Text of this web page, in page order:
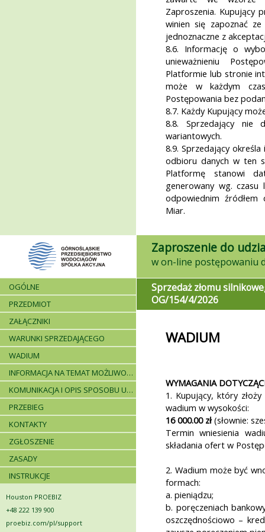
Zaproszenia. Kupujący
winien się zapoznać
jednoznaczne z
8.6. Informację o
unieważnieniu
Platformie lub stronie
może w każdym
Postępowania bez
8.7. Każdy Kupujący
8.8. Sprzedający nie
wariantowych.
8.9. Sprzedający
odbioru danych w ten
Platformę stanowi
generowany wg. czasu
odpowiednim źródłem
Miar.
Zaproszenie do
OGÓLNE
PRZEDMIOT
ZAŁĄCZNIKI
WARUNKI SPRZEDAJĄCEGO
WADIUM
INFORMACJA NA TEMAT MOŻLIWOŚCI SKŁADANIA JEDNEJ OFERTY PRZEZ DWA LUB WIĘCEJ PODMIOTÓW ORAZ UCZESTNICTWA PODWYKONAWCÓW
KOMUNIKACJA I OPIS SPOSOBU UDZIELANIA WYJAŚNIEŃ
PRZEBIEG
KONTAKTY
ZGŁOSZENIE
ZASADY
INSTRUKCJE
Houston PROEBIZ
+48 222 139 900
proebiz.com/pl/support
Sprzedaż złomu
OG/154/4/2026
WADIUM
WYMAGANIA
1. Kupujący, który
wadium w wysokości:
16 000.00 zł(słownie:
Termin wniesienia
składania ofert w
2. Wadium może być
formach:
a. pieniądzu;
b. poręczeniach
oszczędnościowo –